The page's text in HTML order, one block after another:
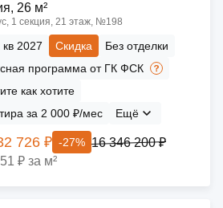
26 м²
1 секция, 21 этаж, №198
кв 2027 Скидка
Без отделки
программа от ГК ФСК
как хотите
за 2 000 ₽/мес
Ещё
726 ₽ -27% 16 346 200 ₽
₽ за м²